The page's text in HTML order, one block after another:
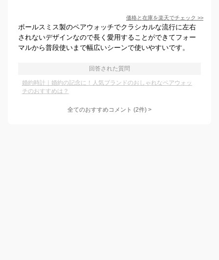
価格と在庫を楽天でチェック >>
ポールスミス製のペアウォッチでクラシカルな流行に左右
されないデザインなので長く愛用することができてフォー
マルから普段使いまで幅広いシーンで使いやすいです。
回答された質問
婚約時計｜婚約の記念に！人気ブランドのおしゃれなペアウォッ
チのおすすめは？
全てのおすすめコメント (2件) >